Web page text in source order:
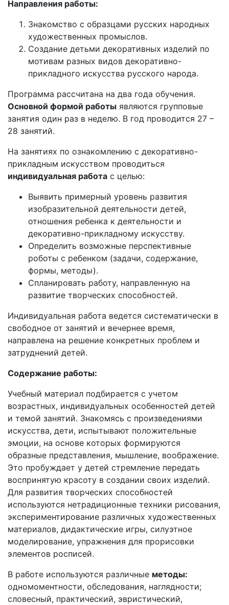
Направления работы:
Знакомство с образцами русских народных
художественных промыслов.
Создание детьми декоративных изделий по
мотивам разных видов декоративно-
прикладного искусства русского народа.
Программа рассчитана на два года обучения.
Основной формой работы являются групповые
занятия один раз в неделю. В год проводится 27 –
28 занятий.
На занятиях по ознакомлению с декоративно-
прикладным искусством проводиться
индивидуальная работа с целью:
Выявить примерный уровень развития
изобразительной деятельности детей,
отношения ребенка к деятельности и
декоративно-прикладному искусству.
Определить возможные перспективные
роботы с ребенком (задачи, содержание,
формы, методы).
Спланировать работу, направленную на
развитие творческих способностей.
Индивидуальная работа ведется систематически в
свободное от занятий и вечернее время,
направлена на решение конкретных проблем и
затруднений детей.
Содержание работы:
Учебный материал подбирается с учетом
возрастных, индивидуальных особенностей детей
и темой занятий. Знакомясь с произведениями
искусства, дети, испытывают положительные
эмоции, на основе которых формируются
образные представления, мышление, воображение.
Это пробуждает у детей стремление передать
воспринятую красоту в создании своих изделий.
Для развития творческих способностей
используются нетрадиционные техники рисования,
экспериментирование различных художественных
материалов, дидактические игры, силуэтное
моделирование, упражнения для прорисовки
элементов росписей.
В работе используются различные методы:
одномоментности, обследования, наглядности;
словесный, практический, эвристический,